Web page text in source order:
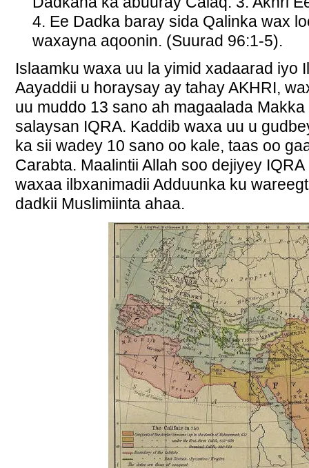
4. Ee Dadka baray sida Qalinka wax
waxayna aqoonin. (Suurad 96:1-5).
Islaamku waxa uu la yimid xadaarad iyo
Aayaddii u horaysay ay tahay AKHRI,
uu muddo 13 sano ah magaalada
salaysan IQRA. Kaddib waxa uu u
ka sii wadey 10 sano oo kale, taas oo
Carabta. Maalintii Allah soo dejiyey
waxaa ilbxanimadii Adduunka ku
dadkii Muslimiinta ahaa.